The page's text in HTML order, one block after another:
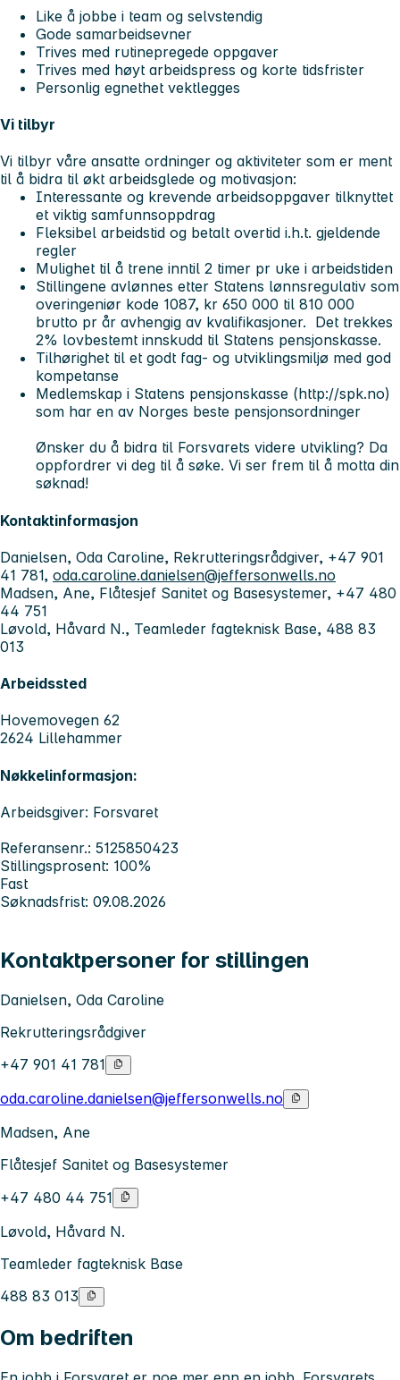
Like å jobbe i team og selvstendig
Gode samarbeidsevner
Trives med rutinepregede oppgaver
Trives med høyt arbeidspress og korte tidsfrister
Personlig egnethet vektlegges
Vi tilbyr
Vi tilbyr våre ansatte ordninger og aktiviteter som er ment
til å bidra til økt arbeidsglede og motivasjon:
Interessante og krevende arbeidsoppgaver tilknyttet
et viktig samfunnsoppdrag
Fleksibel arbeidstid og betalt overtid i.h.t. gjeldende
regler
Mulighet til å trene inntil 2 timer pr uke i arbeidstiden
Stillingene avlønnes etter Statens lønnsregulativ som
overingeniør kode 1087, kr 650 000 til 810 000
brutto pr år avhengig av kvalifikasjoner. Det trekkes
2% lovbestemt innskudd til Statens pensjonskasse.
Tilhørighet til et godt fag- og utviklingsmiljø med god
kompetanse
Medlemskap i Statens pensjonskasse (http://spk.no)
som har en av Norges beste pensjonsordninger
Ønsker du å bidra til Forsvarets videre utvikling? Da
oppfordrer vi deg til å søke. Vi ser frem til å motta din
søknad!
Kontaktinformasjon
Danielsen, Oda Caroline, Rekrutteringsrådgiver, +47 901
41 781, oda.caroline.danielsen@jeffersonwells.no
Madsen, Ane, Flåtesjef Sanitet og Basesystemer, +47 480
44 751
Løvold, Håvard N., Teamleder fagteknisk Base, 488 83
013
Arbeidssted
Hovemovegen 62
2624 Lillehammer
Nøkkelinformasjon:
Arbeidsgiver: Forsvaret
Referansenr.: 5125850423
Stillingsprosent: 100%
Fast
Søknadsfrist: 09.08.2026
Kontaktpersoner for stillingen
Danielsen, Oda Caroline
Rekrutteringsrådgiver
+47 901 41 781
oda.caroline.danielsen@jeffersonwells.no
Madsen, Ane
Flåtesjef Sanitet og Basesystemer
+47 480 44 751
Løvold, Håvard N.
Teamleder fagteknisk Base
488 83 013
Om bedriften